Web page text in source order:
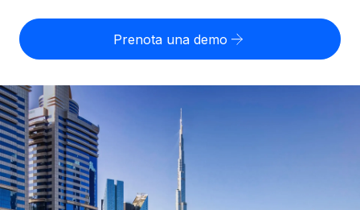
Chiedi a un esperto
Affidati agli esperti per la gestione HR e la
compliance globale
Partner tecnologici strategici
Integra l'HR globale nella tua piattaforma in modo
flessibile
CASE STUDIES
English
Nederlands
Français
Deutsch
Español
Login
Prenota una demo